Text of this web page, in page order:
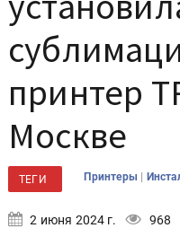
принтер
Москве
ТЕГИ Принтеры |
2 июня 2024 г. 968